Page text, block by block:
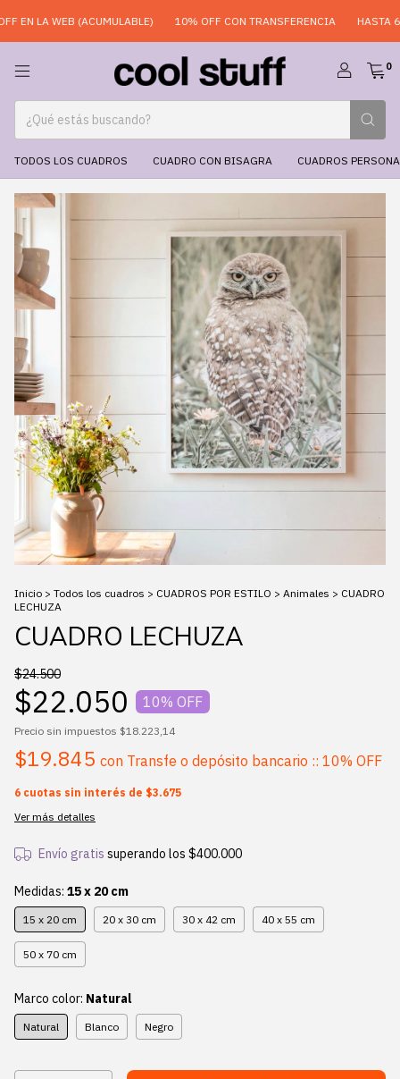
LA WEB (ACUMULABLE) 10% OFF CON TRANSFERENCIA HASTA 6
0
TODOS LOS CUADROS CUADRO CON BISAGRA CUADROS
Inicio > Todos los cuadros > CUADROS POR ESTILO > Animales > CUADRO
LECHUZA
CUADRO LECHUZA
$24.500
$22.050 10% OFF
Precio sin impuestos $18.223,14
$19.845 con Transfe o depósito bancario :: 10% OFF
6 cuotas sin interés de $3.675
Ver más detalles
Envío gratis superando los $400.000
Medidas: 15 x 20 cm
15 x 20 cm 20 x 30 cm 30 x 42 cm 40 x 55 cm
50 x 70 cm
Marco color: Natural
Natural Blanco Negro